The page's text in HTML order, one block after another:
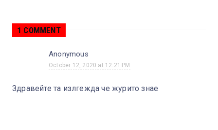
1 COMMENT
Anonymous
October 12, 2020 at 12:21 PM
Здравейте та излгежда че журито знае